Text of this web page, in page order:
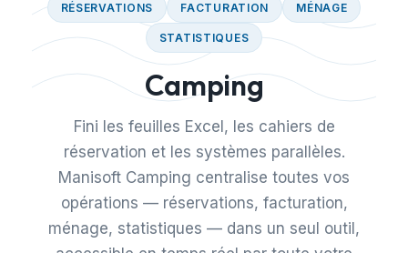
RÉSERVATIONS FACTURATION MÉNAGE
STATISTIQUES
Camping
Fini les feuilles Excel, les cahiers de
réservation et les systèmes parallèles.
Manisoft Camping centralise toutes vos
opérations — réservations, facturation,
ménage, statistiques — dans un seul outil,